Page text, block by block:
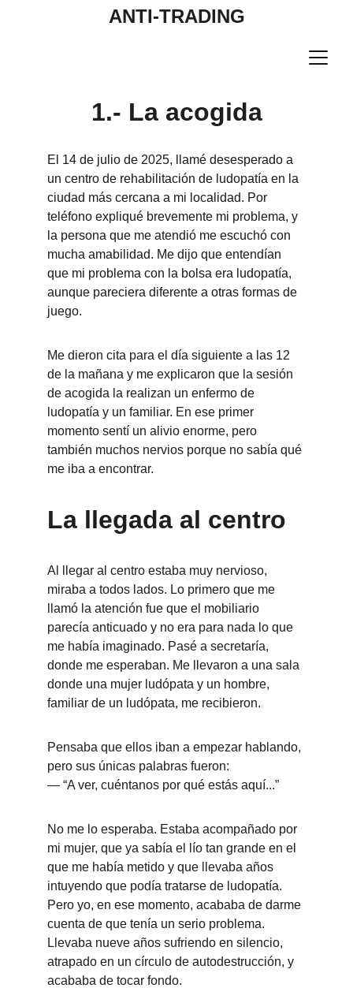
ANTI-TRADING
1.- La acogida
El 14 de julio de 2025, llamé desesperado a
un centro de rehabilitación de ludopatía en la
ciudad más cercana a mi localidad. Por
teléfono expliqué brevemente mi problema, y
la persona que me atendió me escuchó con
mucha amabilidad. Me dijo que entendían
que mi problema con la bolsa era ludopatía,
aunque pareciera diferente a otras formas de
juego.
Me dieron cita para el día siguiente a las 12
de la mañana y me explicaron que la sesión
de acogida la realizan un enfermo de
ludopatía y un familiar. En ese primer
momento sentí un alivio enorme, pero
también muchos nervios porque no sabía qué
me iba a encontrar.
La llegada al centro
Al llegar al centro estaba muy nervioso,
miraba a todos lados. Lo primero que me
llamó la atención fue que el mobiliario
parecía anticuado y no era para nada lo que
me había imaginado. Pasé a secretaría,
donde me esperaban. Me llevaron a una sala
donde una mujer ludópata y un hombre,
familiar de un ludópata, me recibieron.
Pensaba que ellos iban a empezar hablando,
pero sus únicas palabras fueron:
— “A ver, cuéntanos por qué estás aquí...”
No me lo esperaba. Estaba acompañado por
mi mujer, que ya sabía el lío tan grande en el
que me había metido y que llevaba años
intuyendo que podía tratarse de ludopatía.
Pero yo, en ese momento, acababa de darme
cuenta de que tenía un serio problema.
Llevaba nueve años sufriendo en silencio,
atrapado en un círculo de autodestrucción, y
acababa de tocar fondo.